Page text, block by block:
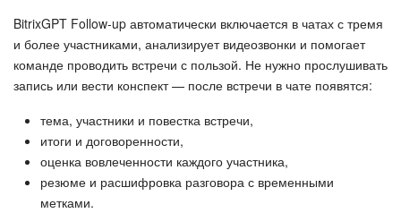
BitrixGPT Follow-up автоматически включается в чатах с тремя
и более участниками, анализирует видеозвонки и помогает
команде проводить встречи с пользой. Не нужно прослушивать
запись или вести конспект — после встречи в чате появятся:
тема, участники и повестка встречи,
итоги и договоренности,
оценка вовлеченности каждого участника,
резюме и расшифровка разговора с временными
метками.